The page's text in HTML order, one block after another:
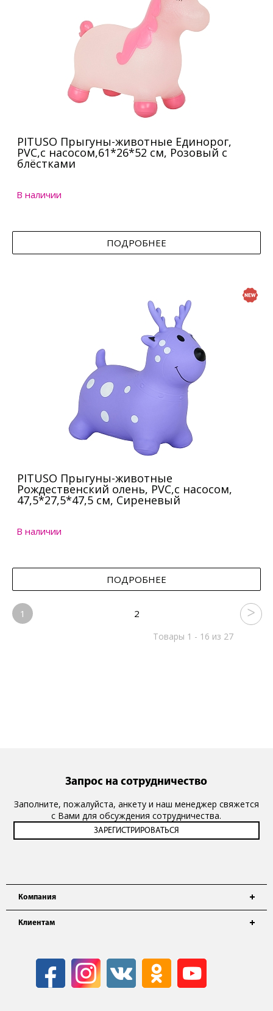
PITUSO Прыгуны-животные Единорог,
PVC,с насосом,61*26*52 см, Розовый с
блёстками
В наличии
ПОДРОБНЕЕ
PITUSO Прыгуны-животные
Рождественский олень, PVC,с насосом,
47,5*27,5*47,5 см, Сиреневый
В наличии
ПОДРОБНЕЕ
1 2
Товары 1 - 16 из 27
Компания
Клиентам
Запрос на сотрудничество
Заполните, пожалуйста, анкету и наш менеджер свяжется
с Вами для обсуждения сотрудничества.